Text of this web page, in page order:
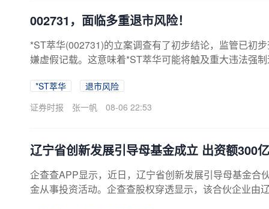
002731，面临多重退市风险！
*ST萃华(002731)的立案调查有了初步结论，监管已初
嫌虚假记载。这意味着*ST萃华可能将触及重大违法强
段性进展情况，现已初步查明，萃华珠宝披露的部分年
违法强制退市情形。“该案目前正在调查过程中，我局
*ST萃华
退市风险
证券时报
张一帆 08-06 22:53
辽宁省创新发展引导母基金成立 出资额300
企查查APP显示，近日，辽宁省创新发展引导母基金合
金从事投资活动。企查查股权穿透显示，该合伙企业由